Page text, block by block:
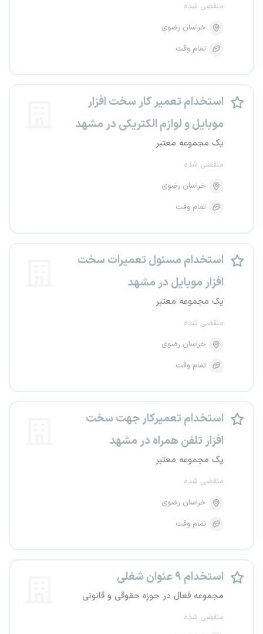
منقضی شده
خراسان رضوی
تمام وقت
استخدام تعمیر کار سخت افزار
موبایل و لوازم الکتریکی در مشهد
یک مجموعه معتبر
منقضی شده
خراسان رضوی
تمام وقت
استخدام مسئول تعمیرات سخت
افزار موبایل در مشهد
یک مجموعه معتبر
منقضی شده
خراسان رضوی
تمام وقت
استخدام تعمیرکار جهت سخت
افزار تلفن همراه در مشهد
یک مجموعه معتبر
منقضی شده
خراسان رضوی
تمام وقت
استخدام ۹ عنوان شغلی
مجموعه فعال در حوزه حقوقی و قانونی
منقضی شده